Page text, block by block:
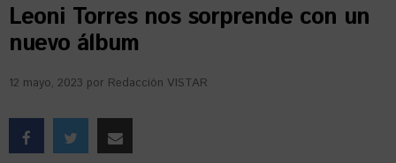
Leoni Torres nos sorprende con un
nuevo álbum
12 mayo, 2023 por Redacción VISTAR